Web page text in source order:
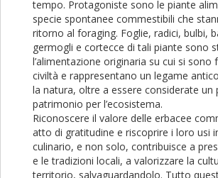
tempo. Protagoniste sono le piante
specie spontanee commestibili che
ritorno al foraging. Foglie, radici, bulbi,
germogli e cortecce di tali piante sono
l’alimentazione originaria su cui si sono
civiltà e rappresentano un legame
la natura, oltre a essere considerate un
patrimonio per l’ecosistema.
Riconoscere il valore delle erbacee
atto di gratitudine e riscoprire i loro usi
culinario, e non solo, contribuisce a
e le tradizioni locali, a valorizzare la
territorio, salvaguardandolo. Tutto